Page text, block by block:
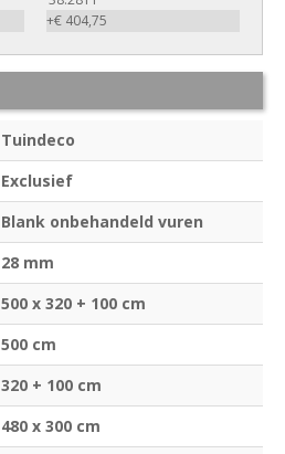
+€ 404,75
Tuindeco
Exclusief
Blank onbehandeld vuren
28 mm
500 x 320 + 100 cm
500 cm
320 + 100 cm
480 x 300 cm